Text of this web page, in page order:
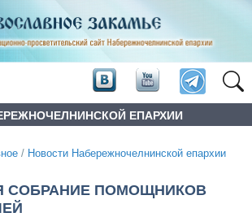
ЕПАРХИИ
/ Новости Набережночелнинской епархии
СОБРАНИЕ ПОМОЩНИКОВ